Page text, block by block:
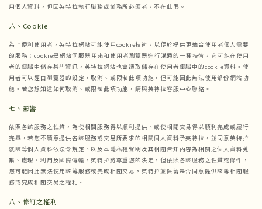
用個人資料，但因英特拉執行職務或業務所必須者，不在此限。
六、 Cookie
為了便利使用者，英特拉網站可能使用cookie技術，以便於提供更適合使用者個人需要
的服務；cookie是網站伺服器用來和使用者瀏覽器進行溝通的一種技術，它可能在使用
者的電腦中儲存某些資訊，英特拉網站也會讀取儲存在使用者電腦中的cookie資料。使
用者可以經由瀏覽器的設定，取消、或限制此項功能，但可能因此無法使用部份網站功
能。若您想知道如何取消、或限制此項功能，請與英特拉客服中心聯絡。
七、 影響
依照各該服務之性質，為使相關服務得以順利提供、或使相關交易得以順利完成或履行
完畢，若您不願意提供各該服務或交易所要求的相關個人資料予英特拉，並同意英特拉
就該等個人資料依法令規定、以及本隱私權聲明及其相關告知內容為相關之個人資料蒐
集、處理、利用及國際傳輸，英特拉將尊重您的決定，但依照各該服務之性質或條件，
您可能因此無法使用該等服務或完成相關交易，英特拉並保留是否同意提供該等相關服
務或完成相關交易之權利。
八、 修訂之權利